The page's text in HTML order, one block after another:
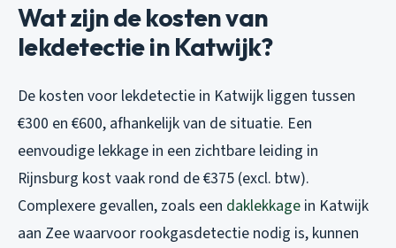
Wat zijn de kosten van
lekdetectie in Katwijk?
De kosten voor lekdetectie in Katwijk liggen tussen
€300 en €600, afhankelijk van de situatie. Een
eenvoudige lekkage in een zichtbare leiding in
Rijnsburg kost vaak rond de €375 (excl. btw).
Complexere gevallen, zoals een daklekkage in Katwijk
aan Zee waarvoor rookgasdetectie nodig is, kunnen